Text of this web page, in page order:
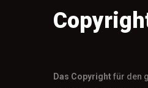
Das Copyrightfür den